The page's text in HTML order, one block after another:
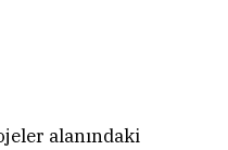
alanındaki